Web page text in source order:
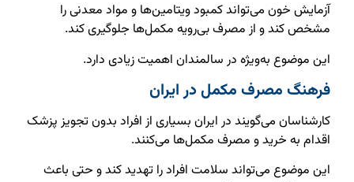
آزمایش خون می‌تواند کمبود ویتامین‌ها و مواد معدنی را
مشخص کند و از مصرف بی‌رویه مکمل‌ها جلوگیری کند.
این موضوع به‌ویژه در سالمندان اهمیت زیادی دارد.
فرهنگ مصرف مکمل در ایران
کارشناسان می‌گویند در ایران بسیاری از افراد بدون تجویز پزشک
اقدام به خرید و مصرف مکمل‌ها می‌کنند.
این موضوع می‌تواند سلامت افراد را تهدید کند و حتی باعث